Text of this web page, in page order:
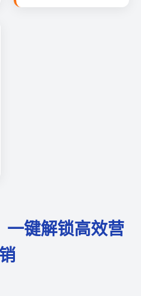
一键解锁高效营
销